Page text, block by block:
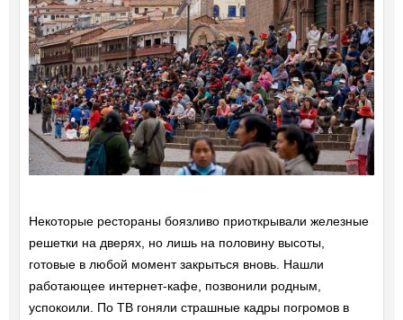
Некоторые рестораны боязливо приоткрывали железные
решетки на дверях, но лишь на половину высоты,
готовые в любой момент закрыться вновь. Нашли
работающее интернет-кафе, позвонили родным,
успокоили. По ТВ гоняли страшные кадры погромов в